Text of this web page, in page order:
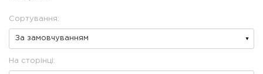
Сортування:
На сторінці: